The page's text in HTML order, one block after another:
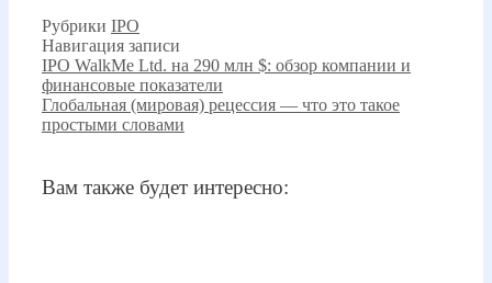
Рубрики IPO
Навигация записи
IPO WalkMe Ltd. на 290 млн $: обзор компании и
финансовые показатели
Глобальная (мировая) рецессия — что это такое
простыми словами
Вам также будет интересно: